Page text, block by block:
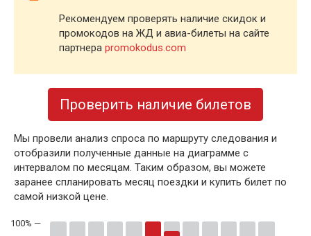
Рекомендуем проверять наличие скидок и
промокодов на ЖД и авиа-билеты на сайте
партнера promokodus.com
Проверить наличие билетов
Мы провели анализ спроса по маршруту следования и
отобразили полученные данные на диаграмме с
интервалом по месяцам. Таким образом, вы можете
заранее спланировать месяц поездки и купить билет по
самой низкой цене.